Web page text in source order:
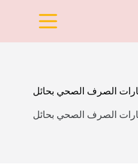
الصرف الصحي بحائل
الصرف الصحي بحائل